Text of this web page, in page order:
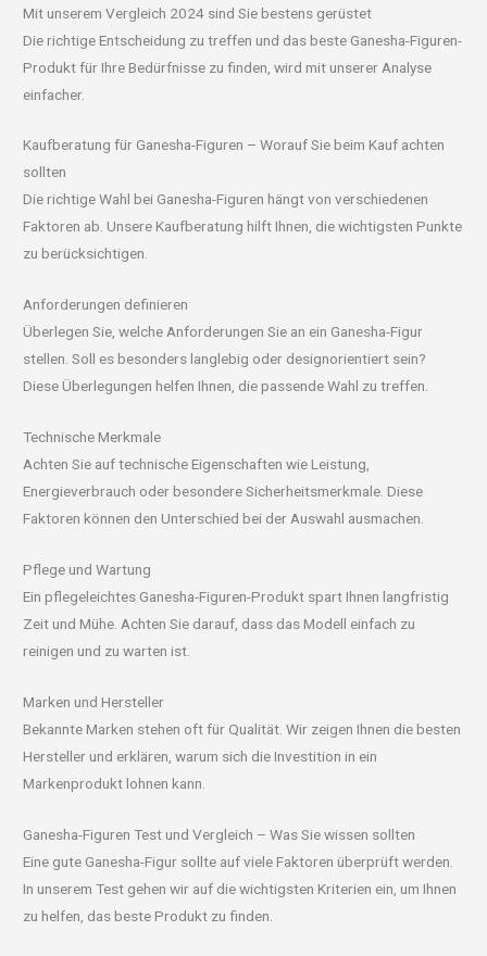
Mit unserem Vergleich 2024 sind Sie bestens gerüstet
Die richtige Entscheidung zu treffen und das beste Ganesha-Figuren-
Produkt für Ihre Bedürfnisse zu finden, wird mit unserer Analyse
einfacher.
Kaufberatung für Ganesha-Figuren – Worauf Sie beim Kauf achten
sollten
Die richtige Wahl bei Ganesha-Figuren hängt von verschiedenen
Faktoren ab. Unsere Kaufberatung hilft Ihnen, die wichtigsten Punkte
zu berücksichtigen.
Anforderungen definieren
Überlegen Sie, welche Anforderungen Sie an ein Ganesha-Figur
stellen. Soll es besonders langlebig oder designorientiert sein?
Diese Überlegungen helfen Ihnen, die passende Wahl zu treffen.
Technische Merkmale
Achten Sie auf technische Eigenschaften wie Leistung,
Energieverbrauch oder besondere Sicherheitsmerkmale. Diese
Faktoren können den Unterschied bei der Auswahl ausmachen.
Pflege und Wartung
Ein pflegeleichtes Ganesha-Figuren-Produkt spart Ihnen langfristig
Zeit und Mühe. Achten Sie darauf, dass das Modell einfach zu
reinigen und zu warten ist.
Marken und Hersteller
Bekannte Marken stehen oft für Qualität. Wir zeigen Ihnen die besten
Hersteller und erklären, warum sich die Investition in ein
Markenprodukt lohnen kann.
Ganesha-Figuren Test und Vergleich – Was Sie wissen sollten
Eine gute Ganesha-Figur sollte auf viele Faktoren überprüft werden.
In unserem Test gehen wir auf die wichtigsten Kriterien ein, um Ihnen
zu helfen, das beste Produkt zu finden.